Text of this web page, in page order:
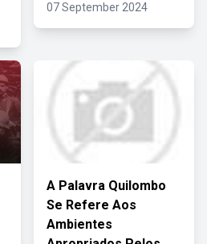
07 September 2024
A Palavra Quilombo
Se Refere Aos
Ambientes